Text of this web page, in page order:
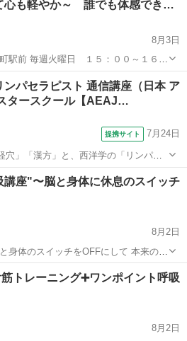
心も軽やか～ 誰でも体感でき…
8月3日
上）お一人様１５００円 ペアレッスン 1組 ５０００円 ...
その他 レッスン
ンパセラピスト 通信講座（日本 ア
タースクール【AEAJ…
提携サイト 7月24日
穴」「漢方」と、西洋学の「リンパ」
トリートメントを学び、身近な人のケ
す。 漢方経絡リンパトリ
内を...
ジ
講座"〜脳と身体に休息のスイッチ
8月2日
身体のスイッチをOFFにして 本来の力
いと
状態
トレーニング➕ワンポイント呼吸
8月2日